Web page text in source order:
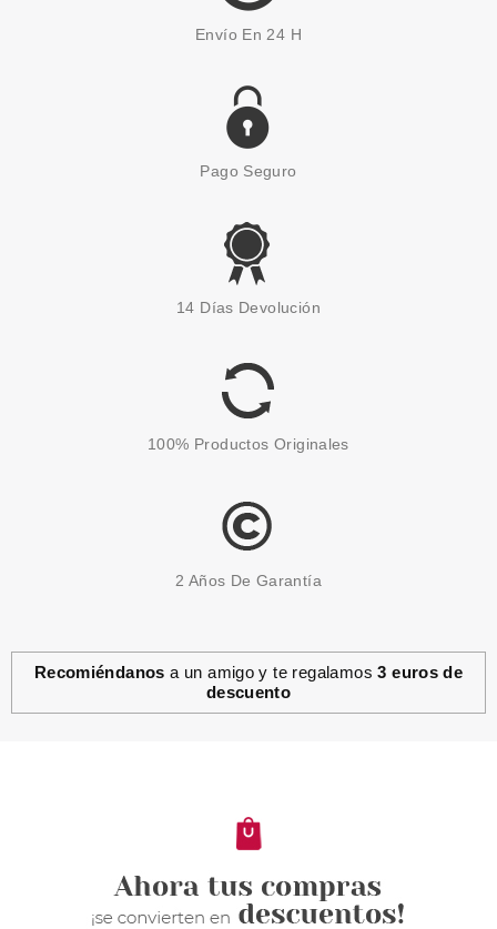
ARDELL
NATURALES 108 DEMI BLACK
3.75€
ARDELL
3.50€
Envío En 24 H
Pago Seguro
14 Días Devolución
100% Productos Originales
2 Años De Garantía
Recomiéndanos a un amigo y te regalamos3 euros de
descuento